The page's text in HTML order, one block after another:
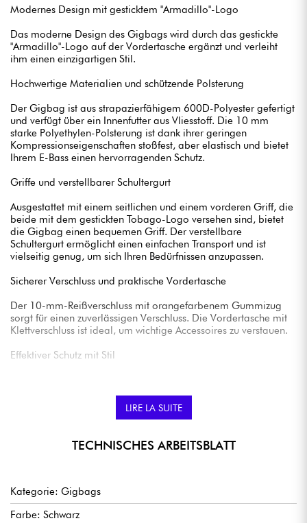
Modernes Design mit gesticktem "Armadillo"-Logo
Das moderne Design des Gigbags wird durch das gestickte
"Armadillo"-Logo auf der Vordertasche ergänzt und verleiht
ihm einen einzigartigen Stil.
Hochwertige Materialien und schützende Polsterung
Der Gigbag ist aus strapazierfähigem 600D-Polyester gefertigt
und verfügt über ein Innenfutter aus Vliesstoff. Die 10 mm
starke Polyethylen-Polsterung ist dank ihrer geringen
Kompressionseigenschaften stoßfest, aber elastisch und bietet
Ihrem E-Bass einen hervorragenden Schutz.
Griffe und verstellbarer Schultergurt
Ausgestattet mit einem seitlichen und einem vorderen Griff, die
beide mit dem gestickten Tobago-Logo versehen sind, bietet
die Gigbag einen bequemen Griff. Der verstellbare
Schultergurt ermöglicht einen einfachen Transport und ist
vielseitig genug, um sich Ihren Bedürfnissen anzupassen.
Sicherer Verschluss und praktische Vordertasche
Der 10-mm-Reißverschluss mit orangefarbenem Gummizug
sorgt für einen zuverlässigen Verschluss. Die Vordertasche mit
Klettverschluss ist ideal, um wichtige Accessoires zu verstauen.
Effektiver Schutz mit Stil
Stil verbindet. Mit Tobago wird der Transport Ihres E-Basses zu
einem stilvollen Erlebnis.
LIRE LA SUITE
TECHNISCHES ARBEITSBLATT
Kategorie: Gigbags
Farbe: Schwarz